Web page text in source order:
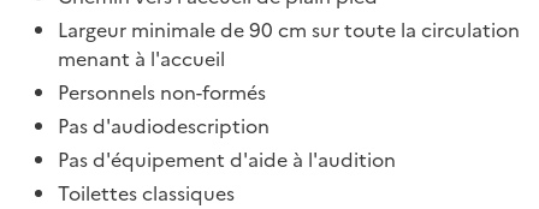
Largeur minimale de 90 cm sur toute la circulation
menant à l'accueil
Personnels non-formés
Pas d'audiodescription
Pas d'équipement d'aide à l'audition
Toilettes classiques